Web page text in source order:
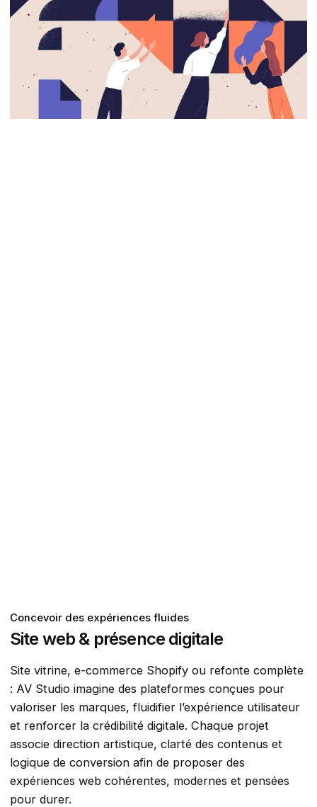
Concevoir des expériences fluides
Site web & présence digitale
Site vitrine, e-commerce Shopify ou refonte complète
: AV Studio imagine des plateformes conçues pour
valoriser les marques, fluidifier l’expérience utilisateur
et renforcer la crédibilité digitale. Chaque projet
associe direction artistique, clarté des contenus et
logique de conversion afin de proposer des
expériences web cohérentes, modernes et pensées
pour durer.